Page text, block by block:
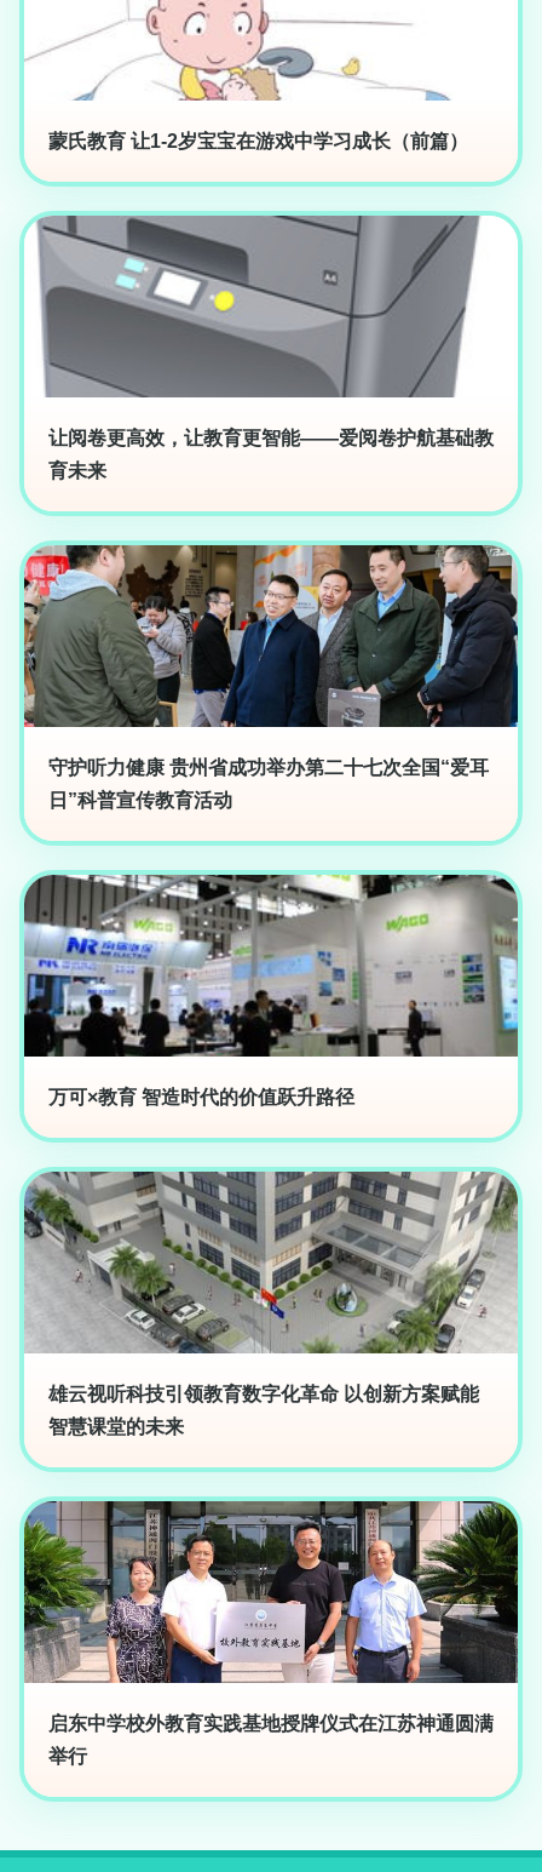
蒙氏教育 让1-2岁宝宝在游戏中学习成长（前篇）
让阅卷更高效，让教育更智能——爱阅卷护航基础教
育未来
守护听力健康 贵州省成功举办第二十七次全国“爱耳
日”科普宣传教育活动
万可×教育 智造时代的价值跃升路径
雄云视听科技引领教育数字化革命 以创新方案赋能
智慧课堂的未来
启东中学校外教育实践基地授牌仪式在江苏神通圆满
举行